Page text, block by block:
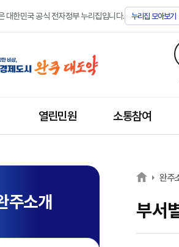
대한민국 공식 전자정부 누리집입니다. 누리집 모아보기
열린민원 소통참여
주소개
완주
부서